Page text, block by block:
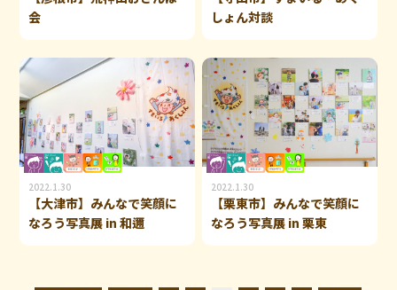
会
しょん対談
2022.1.30
【大津市】みんなで笑顔に
なろう写真展 in 和邇
2022.1.30
【栗東市】みんなで笑顔に
なろう写真展 in 栗東